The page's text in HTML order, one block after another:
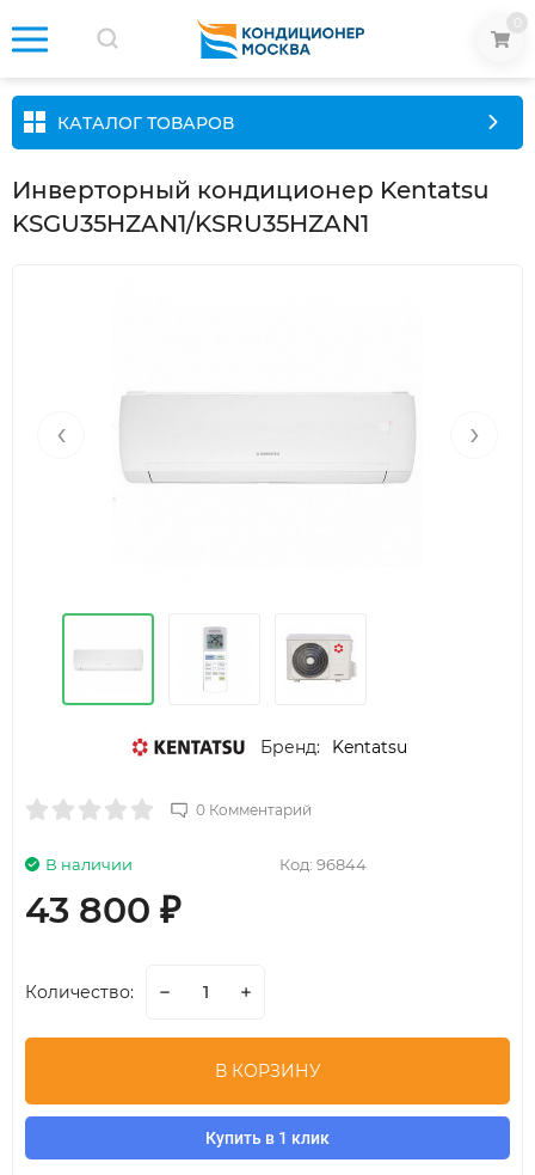
КАТАЛОГ ТОВАРОВ
Инверторный кондиционер Kentatsu
KSGU35HZAN1/KSRU35HZAN1
‹ ›
Бренд: Kentatsu
0 Комментарий
Код: 96844
В наличии
43 800 ₽
Количество:
В КОРЗИНУ
Купить в 1 клик